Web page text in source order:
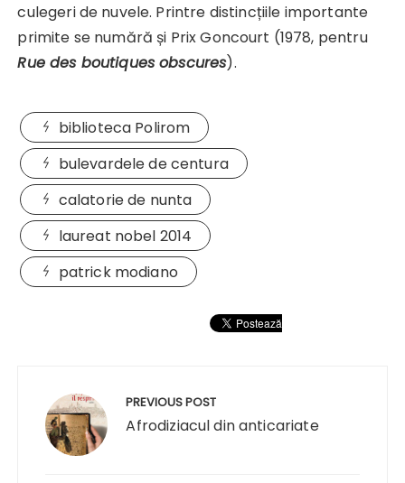
culegeri de nuvele. Printre distincțiile importante
primite se numără și Prix Goncourt (1978, pentru
Rue des boutiques obscures).
biblioteca Polirom
bulevardele de centura
calatorie de nunta
laureat nobel 2014
patrick modiano
articole
PREVIOUS POST
Afrodiziacul din anticariate